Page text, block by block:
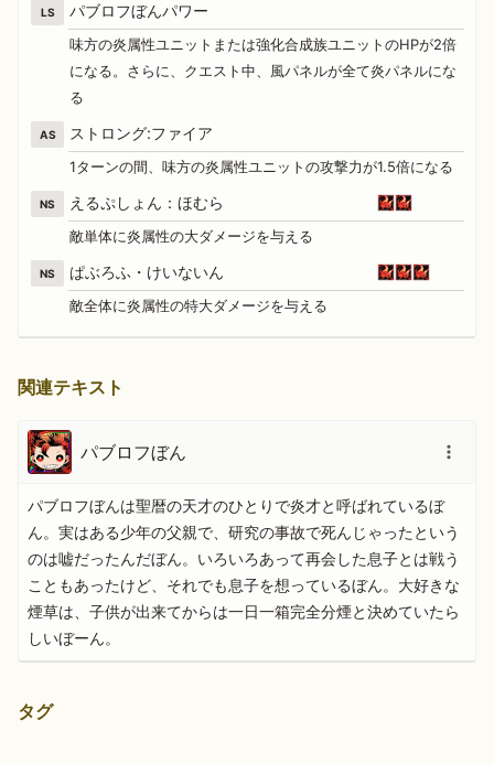
LS パブロフぼんパワー
味方の炎属性ユニットまたは強化合成族ユニットのHPが2倍
になる。さらに、クエスト中、風パネルが全て炎パネルにな
る
AS ストロング:ファイア
1ターンの間、味方の炎属性ユニットの攻撃力が1.5倍になる
NS えるぷしょん：ほむら
敵単体に炎属性の大ダメージを与える
NS ぱぶろふ・けいないん
敵全体に炎属性の特大ダメージを与える
関連テキスト
パブロフぼん
パブロフぼんは聖暦の天才のひとりで炎才と呼ばれているぼ
ん。実はある少年の父親で、研究の事故で死んじゃったという
のは嘘だったんだぼん。いろいろあって再会した息子とは戦う
こともあったけど、それでも息子を想っているぼん。大好きな
煙草は、子供が出来てからは一日一箱完全分煙と決めていたら
しいぼーん。
タグ